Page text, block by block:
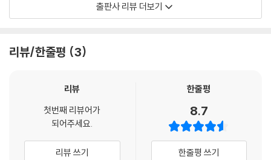
─ 숨겨진 세계는 드러난 세계와 질적으로 다르다. 분명 형상들이 존재하지
이었던 것이 다음 순간에는 다른 형상으로 모습을 드러낸다. 마치 꿈속에
─ 언젠가 직관과 경영에 관한 강연회에 참석했을 때, 나는 강연자의 이런
주장을 들은 적이 있다. “우리는 뇌의 10퍼센트밖에 쓰지 못합니다. 뇌를 1
00퍼센트 활용하는 자신을 떠올려보세요.” 나는 그에게 그런 주장이야말
로 효율성에 대한 맹신에서 나온 불행한 생각이라고 말해주었다. 문제를
상황을 반전시키는 열린 생각의 마법
런 사고방식은 현실을 주의 깊게 관찰하는 유대인의 민족적인 기질에 의존
겹이 이루어져 있다고 믿어왔다. 하나씩 껍질을 벗김으로써, 우리는 상황
다. 지금 자신이 당면한 문제를 아래의 네 가지 차원에 비추어 보면, 눈앞에
두고도 보지 못했던 실마리를 새삼 발견하고 무릎을 ‘탁’ 치는 경험을 하게
될 것이다.
출판사 리뷰 더보기
리뷰/한줄평 3
리뷰
첫번째 리뷰어가
되어주세요.
리뷰 쓰기
한줄평
8.7
한줄평 쓰기